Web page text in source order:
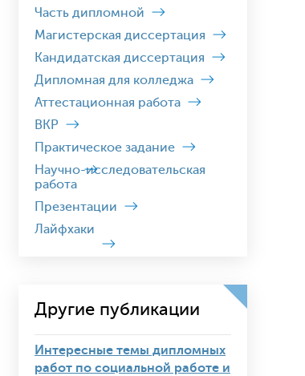
Часть дипломной
Магистерская диссертация
Кандидатская диссертация
Дипломная для колледжа
Аттестационная работа
ВКР
Практическое задание
Научно-исследовательская
работа
Презентации
Лайфхаки
Другие публикации
Интересные темы дипломных
работ по социальной работе и